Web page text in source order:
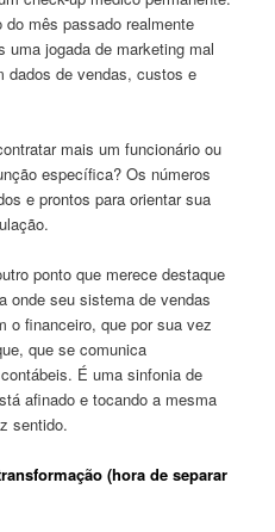
mês passado realmente
uma jogada de marketing mal
dados de vendas, custos e
mais um funcionário ou
específica? Os números
e prontos para orientar sua
ponto que merece destaque
onde seu sistema de vendas
o financeiro, que por sua vez
que se comunica
É uma sinfonia de
afinado e tocando a mesma
sentido.
(hora de separar